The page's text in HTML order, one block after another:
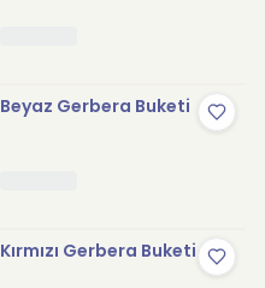
Beyaz Gerbera Buketi
Kırmızı Gerbera Buketi